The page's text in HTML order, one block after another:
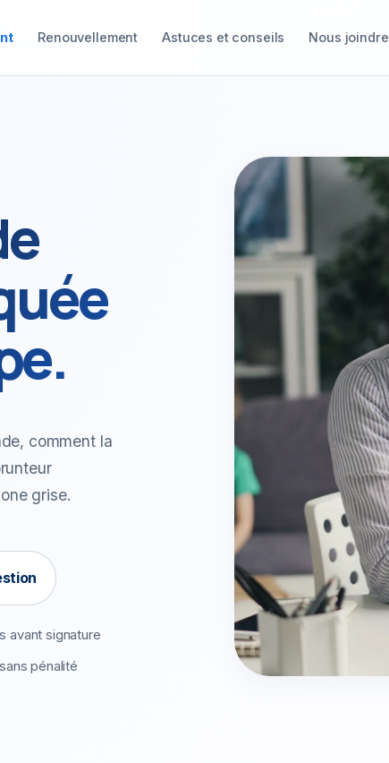
Renouvellement Astuces et conseils Nous joindre
comment la
grise.
avant signature
pénalité